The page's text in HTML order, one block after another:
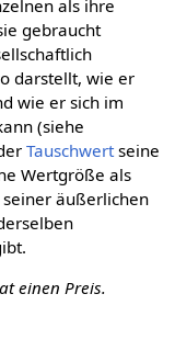
als ihre
gebraucht
darstellt, wie er
wie er sich im
(siehe
Tauschwertseine
Wertgröße als
seiner äußerlichen
einen Preis.